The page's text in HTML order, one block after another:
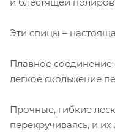
Эти спицы –
Плавное соединение
легкое скольжение
Прочные, гибкие
перекручиваясь, и их